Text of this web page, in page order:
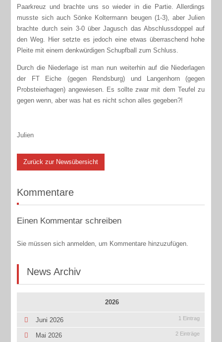
Paarkreuz und brachte uns so wieder in die Partie. Allerdings
musste sich auch Sönke Koltermann beugen (1-3), aber Julien
brachte durch sein 3-0 über Jagusch das Abschlussdoppel auf
den Weg. Hier setzte es jedoch eine etwas überraschend hohe
Pleite mit einem denkwürdigen Schupfball zum Schluss.
Durch die Niederlage ist man nun weiterhin auf die Niederlagen
der FT Eiche (gegen Rendsburg) und Langenhorn (gegen
Probsteierhagen) angewiesen. Es sollte zwar mit dem Teufel zu
gegen wenn, aber was hat es nicht schon alles gegeben?!
Julien
Zurück zur Newsübersicht
Kommentare
Einen Kommentar schreiben
Sie müssen sich anmelden, um Kommentare hinzuzufügen.
News Archiv
2026
Juni 2026 1 Eintrag
Mai 2026 2 Einträge